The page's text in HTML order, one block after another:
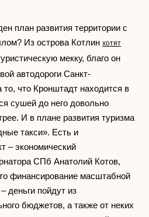
план развития территории с
Из острова Котлин хотят
мекку, благо он
автодороги Санкт-
что Кронштадт находится в
сушей до него довольно
И в плане развития туризма
такси». Есть и
– экономический
СПб Анатолий Котов,
финансирование масштабной
деньги пойдут из
бюджетов, а также от неких